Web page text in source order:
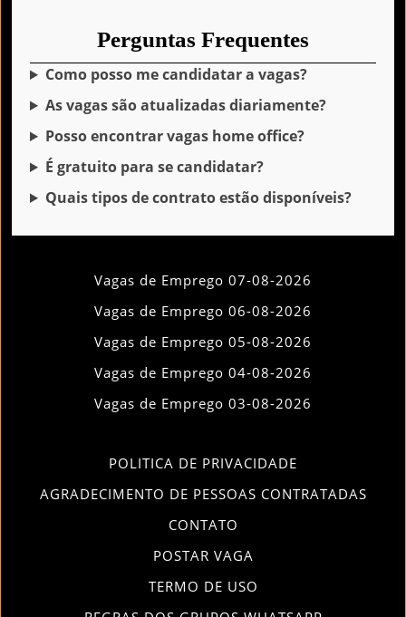
Perguntas Frequentes
Como posso me candidatar a vagas?
As vagas são atualizadas diariamente?
Posso encontrar vagas home office?
É gratuito para se candidatar?
Quais tipos de contrato estão disponíveis?
Vagas de Emprego 07-08-2026
Vagas de Emprego 06-08-2026
Vagas de Emprego 05-08-2026
Vagas de Emprego 04-08-2026
Vagas de Emprego 03-08-2026
POLITICA DE PRIVACIDADE
AGRADECIMENTO DE PESSOAS CONTRATADAS
CONTATO
POSTAR VAGA
TERMO DE USO